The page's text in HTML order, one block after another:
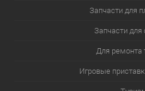
Запчасти для
Запчасти для
Для ремонта
Игровые